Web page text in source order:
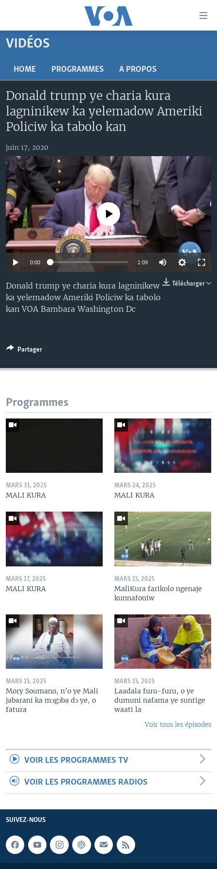
Menu
principal
la
navigation
principale
Retour
recherche
MALI KURA
RADIO
AN BA FO!
Learning English
SUIVEZ-NOUS
Langues
VIDÉOS
HOME PROGRAMMES A PROPOS
Donald trump ye charia kura
lagninikew ka yelemadow Ameriki
Policiw ka tabolo kan
juin 17, 2020
No media source currently available
0:00 1:09
Télécharger
Donald trump ye charia kura lagninikew
ka yelemadow Ameriki Policiw ka tabolo
kan VOA Bambara Washington Dc
Partager
Programmes
MARS 31, 2025
MALI KURA
MARS 24, 2025
MALI KURA
MARS 17, 2025
MALI KURA
MARS 15, 2025
MaliKura farikolo ngenaje
kunnafoniw
MARS 15, 2025
Mory Soumano, n’o ye Mali
jabarani ka mɔgɔba dɔ ye, o
fatura
MARS 15, 2025
Laadala furu-furu, o ye
dumuni nafama ye suntige
waati la
Voir tous les épisodes
VOIR LES PROGRAMMES TV
VOIR LES PROGRAMMES RADIOS
SUIVEZ-NOUS